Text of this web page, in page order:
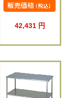
42,431 円